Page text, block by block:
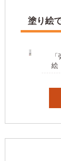
塗り絵
絵